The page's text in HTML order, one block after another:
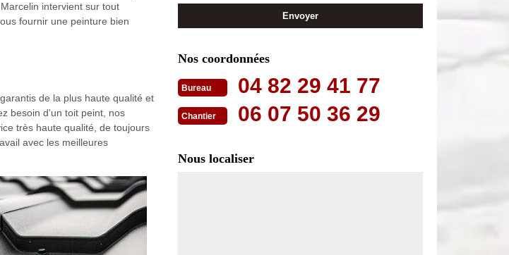
intervient sur tout
fournir une peinture bien
de la plus haute qualité et
besoin d'un toit peint, nos
très haute qualité, de toujours
avec les meilleures
Nos coordonnées
Bureau 04 82 29 41 77
Chantier 06 07 50 36 29
Nous localiser